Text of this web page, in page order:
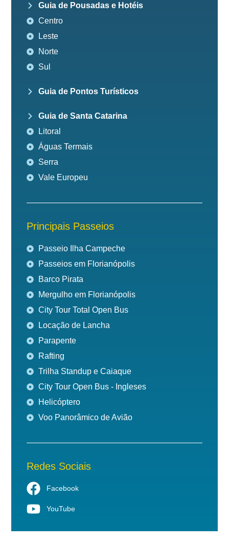
Guia de Pousadas e Hotéis
Centro
Leste
Norte
Sul
Guia de Pontos Turísticos
Guia de Santa Catarina
Litoral
Águas Termais
Serra
Vale Europeu
Principais Passeios
Passeio Ilha Campeche
Passeios em Florianópolis
Barco Pirata
Mergulho em Florianópolis
City Tour Total Open Bus
Locação de Lancha
Parapente
Rafting
Trilha Standup e Caiaque
City Tour Open Bus - Ingleses
Helicóptero
Voo Panorâmico de Avião
Redes Sociais
Facebook
YouTube